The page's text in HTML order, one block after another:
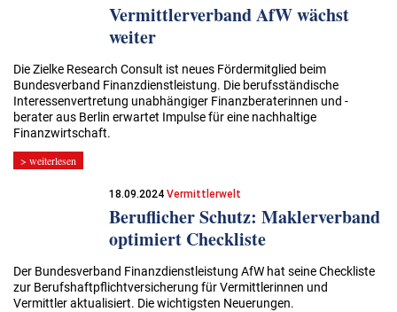
Vermittlerverband AfW wächst
weiter
Die Zielke Research Consult ist neues Fördermitglied beim
Bundesverband Finanzdienstleistung. Die berufsständische
Interessenvertretung unabhängiger Finanzberaterinnen und -
berater aus Berlin erwartet Impulse für eine nachhaltige
Finanzwirtschaft.
> weiterlesen
18.09.2024Vermittlerwelt
Beruflicher Schutz: Maklerverband
optimiert Checkliste
Der Bundesverband Finanzdienstleistung AfW hat seine Checkliste
zur Berufshaftpflichtversicherung für Vermittlerinnen und
Vermittler aktualisiert. Die wichtigsten Neuerungen.